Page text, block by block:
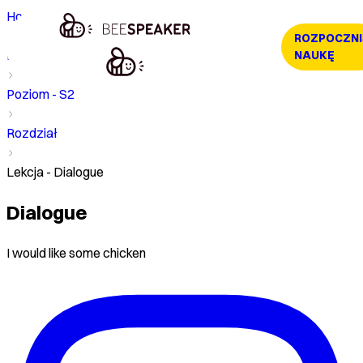
NAUKĘ
Home
Kurs
Poziom - S2
Rozdział
Lekcja - Dialogue
Dialogue
I would like some chicken